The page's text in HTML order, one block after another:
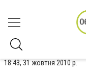
18:43, 31 жовтня 2010 р.